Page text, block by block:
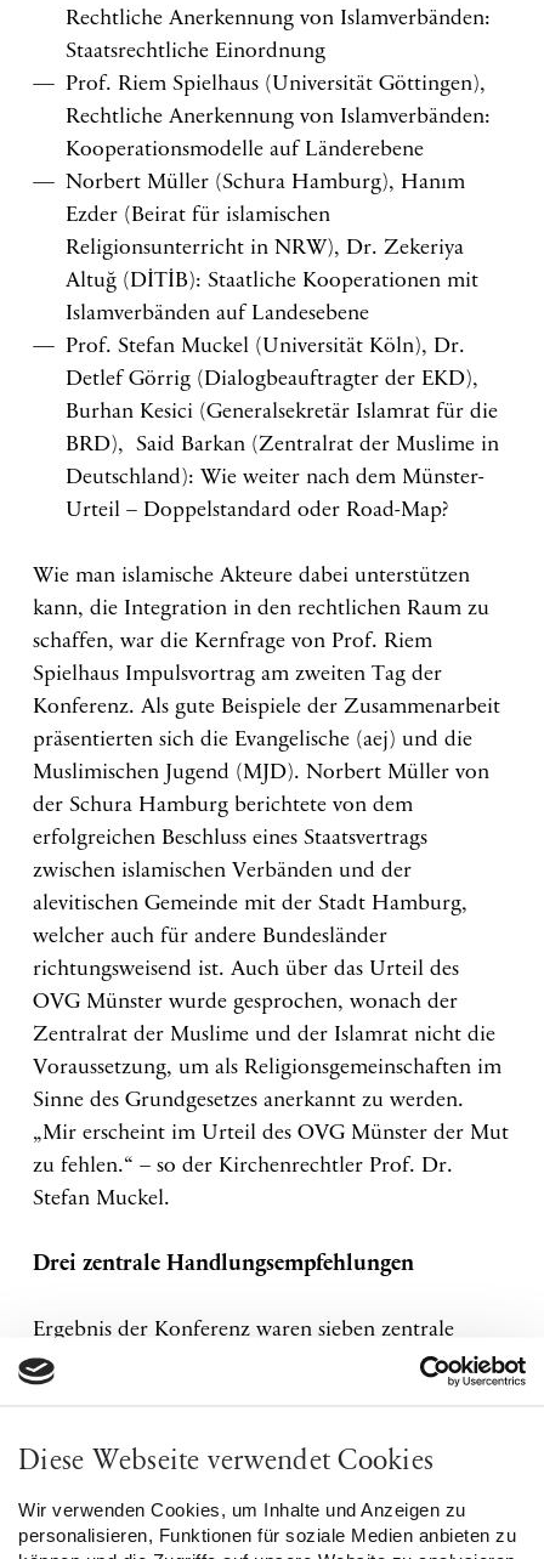
Diese Webseite verwendet Cookies
Wir verwenden Cookies, um Inhalte und Anzeigen zu
personalisieren, Funktionen für soziale Medien anbieten zu
Rechtliche Anerkennung von Islamverbänden:
Staatsrechtliche Einordnung
Prof. Riem Spielhaus (Universität Göttingen),
Rechtliche Anerkennung von Islamverbänden:
Kooperationsmodelle auf Länderebene
Norbert Müller (Schura Hamburg), Hanım
Ezder (Beirat für islamischen
Religionsunterricht in NRW), Dr. Zekeriya
Altuğ (DİTİB): Staatliche Kooperationen mit
Islamverbänden auf Landesebene
Prof. Stefan Muckel (Universität Köln), Dr.
Detlef Görrig (Dialogbeauftragter der EKD),
Burhan Kesici (Generalsekretär Islamrat für die
BRD), Said Barkan (Zentralrat der Muslime in
Deutschland): Wie weiter nach dem Münster-
Urteil – Doppelstandard oder Road-Map?
Wie man islamische Akteure dabei unterstützen
kann, die Integration in den rechtlichen Raum zu
schaffen, war die Kernfrage von Prof. Riem
Spielhaus Impulsvortrag am zweiten Tag der
Konferenz. Als gute Beispiele der Zusammenarbeit
präsentierten sich die Evangelische (aej) und die
Muslimischen Jugend (MJD). Norbert Müller von
der Schura Hamburg berichtete von dem
erfolgreichen Beschluss eines Staatsvertrags
zwischen islamischen Verbänden und der
alevitischen Gemeinde mit der Stadt Hamburg,
welcher auch für andere Bundesländer
richtungsweisend ist. Auch über das Urteil des
OVG Münster wurde gesprochen, wonach der
Zentralrat der Muslime und der Islamrat nicht die
Voraussetzung, um als Religionsgemeinschaften im
Sinne des Grundgesetzes anerkannt zu werden.
„Mir erscheint im Urteil des OVG Münster der Mut
zu fehlen.“ – so der Kirchenrechtler Prof. Dr.
Stefan Muckel.
Drei zentrale Handlungsempfehlungen
Ergebnis der Konferenz waren sieben zentrale
Handlungsempfehlungen, aus denen die
Verwaltung: